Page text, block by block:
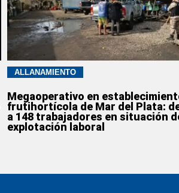
ALLANAMIENTO
Megaoperativo en
frutihortícola de Mar del Plata:
a 148 trabajadores en situación
explotación laboral